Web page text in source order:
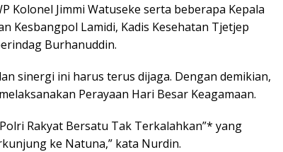
Kolonel Jimmi Watuseke serta beberapa Kepala
Kesbangpol Lamidi, Kadis Kesehatan Tjetjep
Burhanuddin.
sinergi ini harus terus dijaga. Dengan demikian,
Perayaan Hari Besar Keagamaan.
Rakyat Bersatu Tak Terkalahkan”* yang
ke Natuna,” kata Nurdin.